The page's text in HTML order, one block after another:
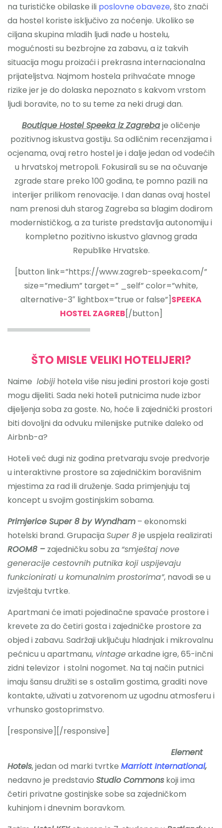
na turističke obilaske ili poslovne obaveze, što znači
da hostel koriste isključivo za noćenje. Ukoliko se
ciljana skupina mladih ljudi nađe u hostelu,
mogućnosti su bezbrojne za zabavu, a iz takvih
situacija mogu proizaći i prekrasna internacionalna
prijateljstva. Najmom hostela prihvaćate mnoge
rizike jer je do dolaska nepoznato s kakvom vrstom
ljudi boravite, no to su teme za neki drugi dan.
Boutique Hostel Speeka iz Zagrebaje oličenje
pozitivnog iskustva gostiju. Sa odličnim recenzijama i
ocjenama, ovaj retro hostel je i dalje jedan od vodećih
u hrvatskoj metropoli. Fokusirali su se na očuvanje
zgrade stare preko 100 godina, te pomno pazili na
interijer prilikom renovacije. I dan danas ovaj hostel
nam prenosi duh starog Zagreba sa blagim dodirom
modernističkog, a za turiste predstavlja autonomiju i
kompletno pozitivno iskustvo glavnog grada
Republike Hrvatske.
[button link=”https://www.zagreb-speeka.com/”
size=”medium” target=” _self” color=”white,
alternative-3″ lightbox=”true or false”]SPEEKA
HOSTEL ZAGREB[/button]
ŠTO MISLE VELIKI HOTELIJERI?
Naime lobiji hotela više nisu jedini prostori koje gosti
mogu dijeliti. Sada neki hoteli putnicima nude izbor
dijeljenja soba za goste. No, hoće li zajednički prostori
biti dovoljni da odvuku milenijske putnike daleko od
Airbnb-a?
Hoteli već dugi niz godina pretvaraju svoje predvorje
u interaktivne prostore sa zajedničkim boravišnim
mjestima za rad ili druženje. Sada primjenjuju taj
koncept u svojim gostinjskim sobama.
Primjerice Super 8 by Wyndham – ekonomski
hotelski brand. Grupacija Super 8je uspjela realizirati
ROOM8 – zajedničku sobu za “smještaj nove
generacije cestovnih putnika koji uspijevaju
funkcionirati u komunalnim prostorima”, navodi se u
izvještaju tvrtke.
Apartmani će imati pojedinačne spavaće prostore i
krevete za do četiri gosta i zajedničke prostore za
objed i zabavu. Sadržaji uključuju hladnjak i mikrovalnu
pećnicu u apartmanu, vintagearkadne igre, 65-inčni
zidni televizor i stolni nogomet. Na taj način putnici
imaju šansu družiti se s ostalim gostima, graditi nove
kontakte, uživati u zatvorenom uz ugodnu atmosferu i
vrhunsko gostoprimstvo.
[responsive] [/responsive]
Element
Hotels, jedan od marki tvrtke Marriott International,
nedavno je predstavio Studio Commonskoji ima
četiri privatne gostinjske sobe sa zajedničkom
kuhinjom i dnevnim boravkom.